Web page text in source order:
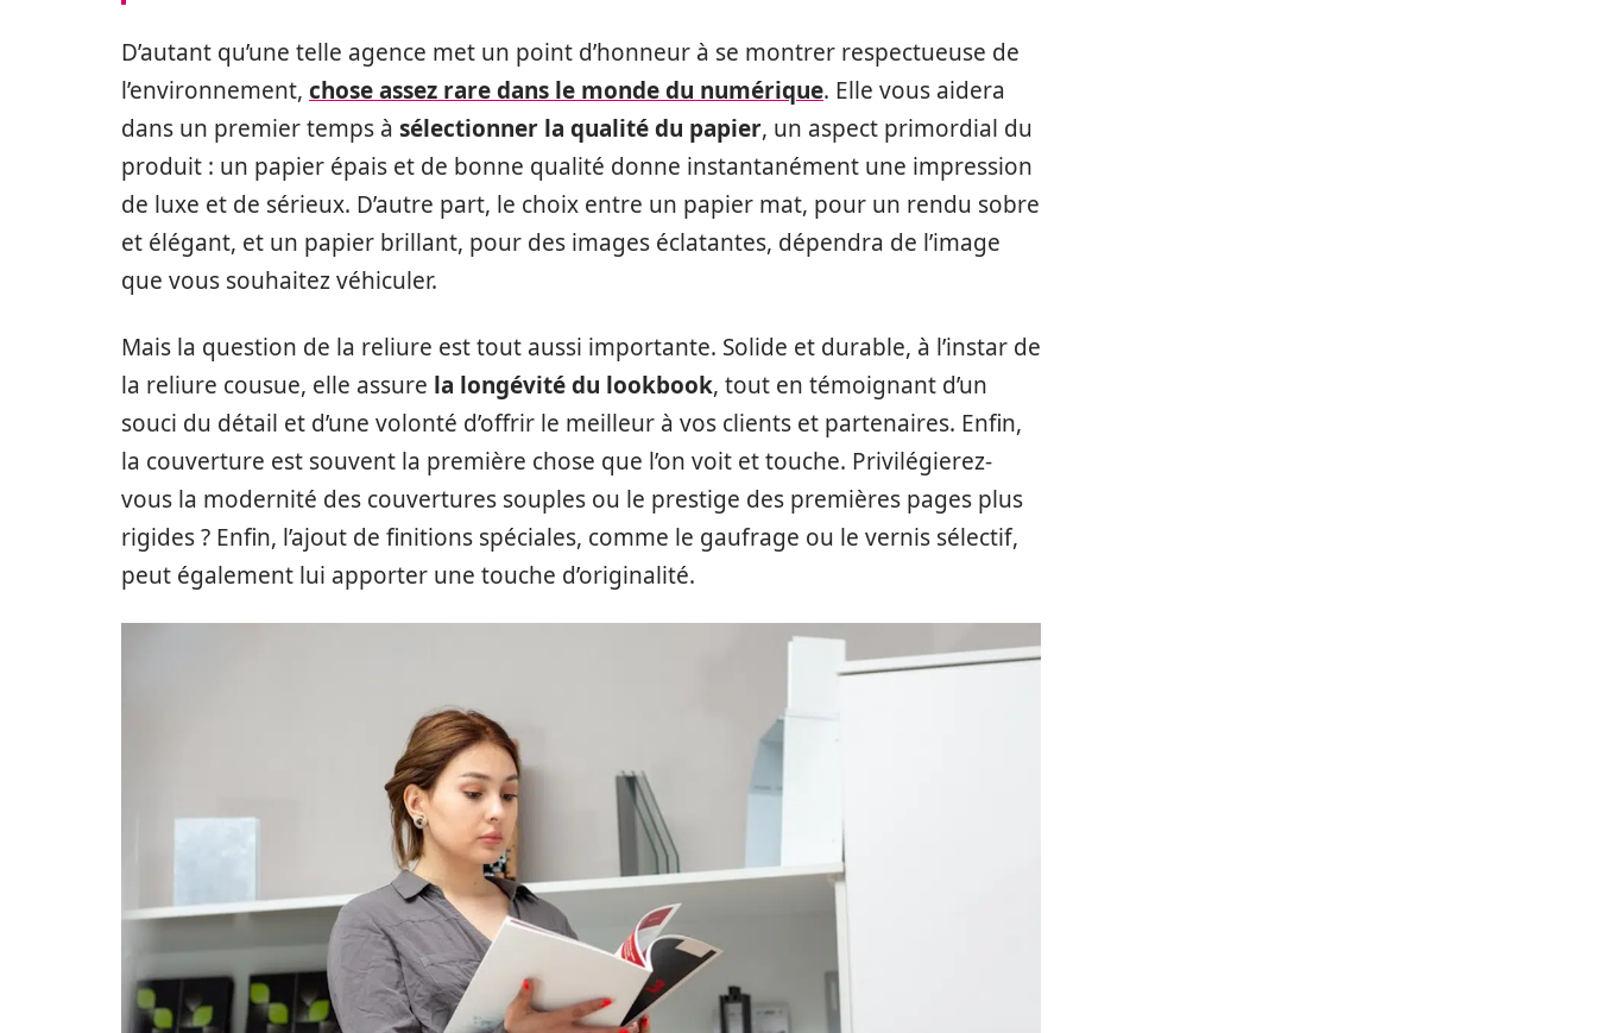
D’autant qu’une telle agence met un point d’honneur à se montrer respectueuse de
l’environnement, chose assez rare dans le monde du numérique. Elle vous aidera
dans un premier temps à sélectionner la qualité du papier, un aspect primordial du
produit : un papier épais et de bonne qualité donne instantanément une impression
de luxe et de sérieux. D’autre part, le choix entre un papier mat, pour un rendu sobre
et élégant, et un papier brillant, pour des images éclatantes, dépendra de l’image
que vous souhaitez véhiculer.
Mais la question de la reliure est tout aussi importante. Solide et durable, à l’instar de
la reliure cousue, elle assure la longévité du lookbook, tout en témoignant d’un
souci du détail et d’une volonté d’offrir le meilleur à vos clients et partenaires. Enfin,
la couverture est souvent la première chose que l’on voit et touche. Privilégierez-
vous la modernité des couvertures souples ou le prestige des premières pages plus
rigides ? Enfin, l’ajout de finitions spéciales, comme le gaufrage ou le vernis sélectif,
peut également lui apporter une touche d’originalité.